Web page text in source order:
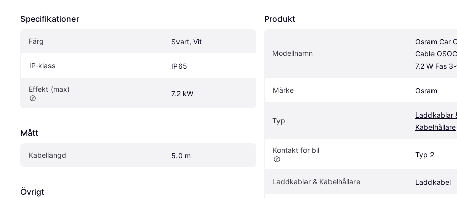
Specifikationer
Färg Svart, Vit
IP-klass IP65
Effekt (max)
7.2 kW
Mått
Kabellängd 5.0 m
Övrigt
Produkt
Modellnamn
Osram Car
Cable
7,2 W Fas
Märke Osram
Typ
Laddkablar
Kabelhållare
Kontakt för bil
Typ 2
Laddkablar & Kabelhållare Laddkabel